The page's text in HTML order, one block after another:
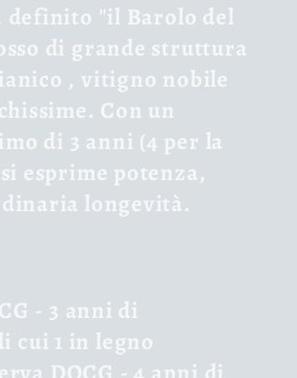
definito "il Barolo del
di grande struttura
, vitigno nobile
Con un
di 3 anni (4 per la
esprime potenza,
longevità.
- 3 anni di
cui 1 in legno